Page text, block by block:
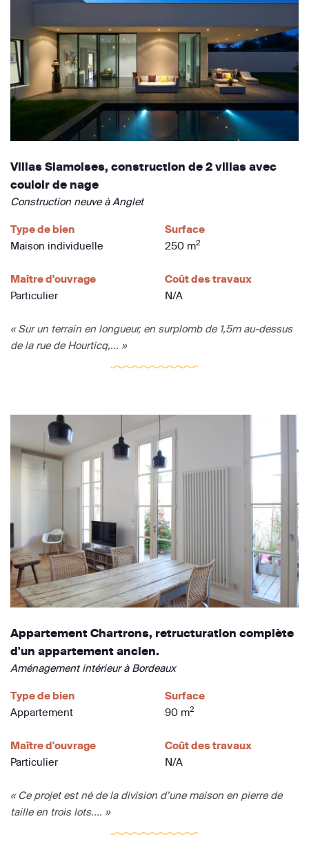
Villas Siamoises, construction de 2 villas avec
couloir de nage
Construction neuve à Anglet
Type de bien
Maison individuelle
Surface
250 m2
Maître d'ouvrage
Particulier
Coût des travaux
N/A
« Sur un terrain en longueur, en surplomb de 1,5m au-dessus
de la rue de Hourticq,... »
Appartement Chartrons, retructuration complète
d'un appartement ancien.
Aménagement intérieur à Bordeaux
Type de bien
Appartement
Surface
90 m2
Maître d'ouvrage
Particulier
Coût des travaux
N/A
« Ce projet est né de la division d’une maison en pierre de
taille en trois lots.... »